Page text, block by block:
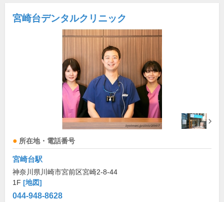
宮崎台デンタルクリニック
所在地・電話番号
宮崎台駅
神奈川県川崎市宮前区宮崎2-8-44
1F [地図]
044-948-8628